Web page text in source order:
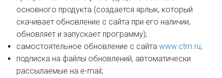
основного продукта (создается ярлык, который
скачивает обновление с сайта при его наличии,
обновляет и запускает программу);
самостоятельное обновление с сайта www.ctm.ru;
подписка на файлы обновлений, автоматически
рассылаемые на e-mail;